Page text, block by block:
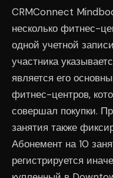
CRMConnect
несколько фитнес-
одной учетной
участника
является его
фитнес-центров,
совершал покупки.
занятия также
Абонемент на 10
регистрируется